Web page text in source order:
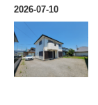
2026-07-10